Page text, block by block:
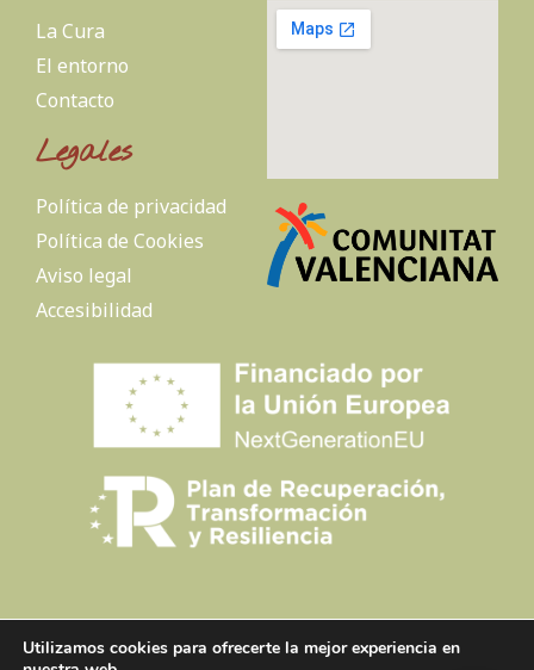
La Cura
El entorno
Contacto
Legales
Política de privacidad
Política de Cookies
Aviso legal
Accesibilidad
Creado porTandem Marketing Digital
Utilizamos cookies para ofrecerte la mejor experiencia en